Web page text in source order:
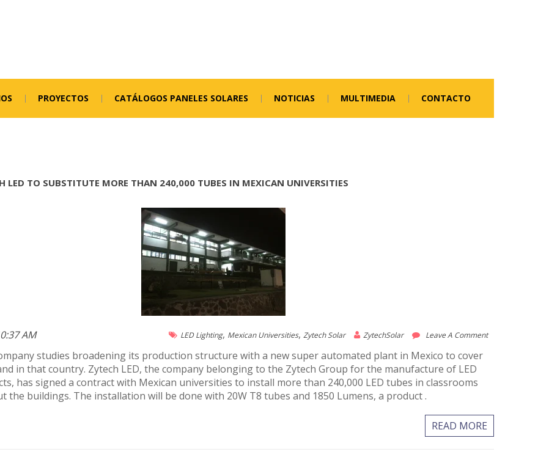
PROYECTOS CATÁLOGOS PANELES SOLARES NOTICIAS MULTIMEDIA CONTACTO
LED TO SUBSTITUTE MORE THAN 240,000 TUBES IN MEXICAN UNIVERSITIES
AM LED Lighting, Mexican Universities, Zytech Solar ZytechSolar Leave A Comment
studies broadening its production structure with a new super automated plant in Mexico to cover
in that country. Zytech LED, the company belonging to the Zytech Group for the manufacture of LED
has signed a contract with Mexican universities to install more than 240,000 LED tubes in classrooms
the buildings. The installation will be done with 20W T8 tubes and 1850 Lumens, a product .
READ MORE